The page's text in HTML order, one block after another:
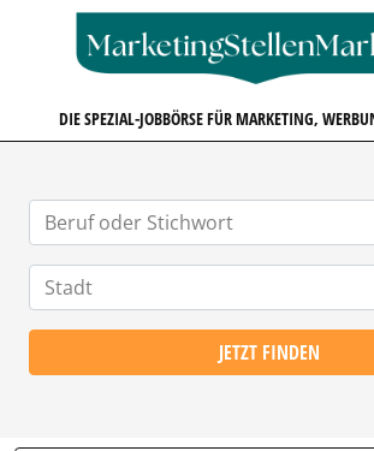
DIE SPEZIAL-JOBBÖRSE FÜR MARKETING,
JETZT FINDEN